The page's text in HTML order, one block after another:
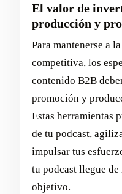
El valor de
producción y
Para mantenerse a
competitiva, los
contenido B2B
promoción y
Estas herramientas
de tu podcast,
impulsar tus
tu podcast llegue
objetivo.